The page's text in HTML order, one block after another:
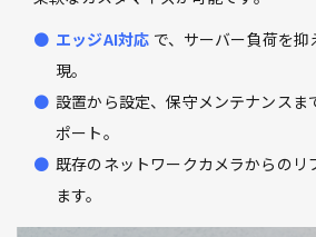
エッジAI対応 で、サーバー負荷を
現。
設置から設定、保守メンテナンスま
ポート。
既存のネットワークカメラからのリ
ます。